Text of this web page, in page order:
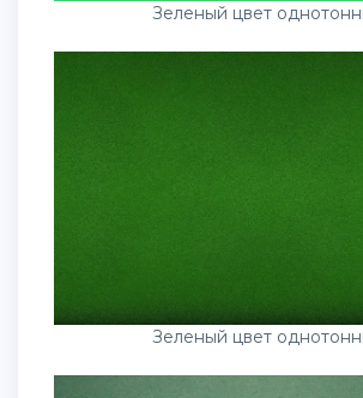
Зеленый цвет
Зеленый цвет